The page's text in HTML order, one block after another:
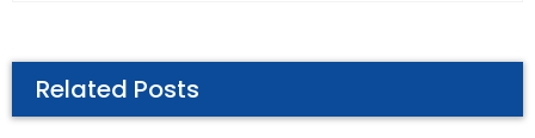
Related Posts